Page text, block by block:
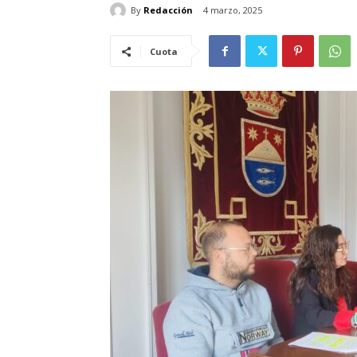
By Redacción 4 marzo, 2025
Cuota